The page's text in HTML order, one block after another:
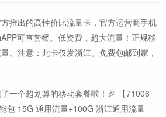
推出的高性价比流量卡，官方运营商手机
可查套餐。低资费，超大流量！正规移
。注意：此卡仅发浙江。免费包邮到家，
一个超划算的移动套餐啦！🎉 【71006
包 15G 通用流量+100G 浙江通用流量